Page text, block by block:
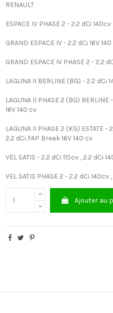
RENAULT
ESPACE IV PHASE 2 - 2.2 dCi 140cv
GRAND ESPACE IV - 2.2 dCi 16V
GRAND ESPACE IV PHASE 2 - 2.2
LAGUNA II BERLINE (BG) - 2.2 dCi
LAGUNA II PHASE 2 (BG)
16V 140 cv
LAGUNA II PHASE 2 (KG) ESTATE
2.2 dCi FAP Break 16V 140 cv
VEL SATIS - 2.2 dCi 115cv , 2.2 dCi
VEL SATIS PHASE 2 - 2.2 dCi
Ajouter au